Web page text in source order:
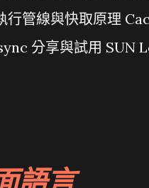
行管線與快取原理
分享與試用 SUN